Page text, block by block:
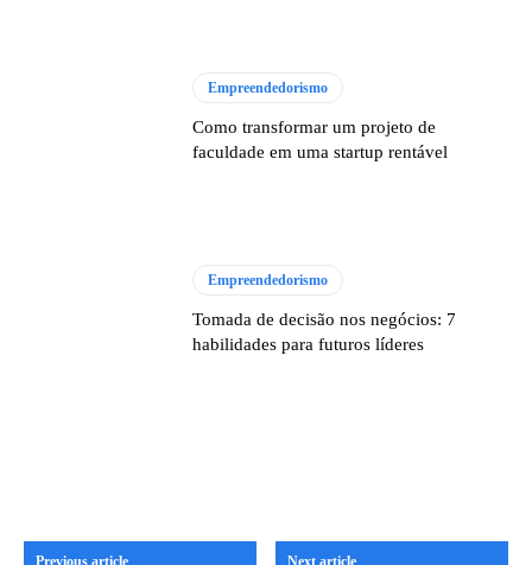
Empreendedorismo
Como transformar um projeto de
faculdade em uma startup rentável
Empreendedorismo
Tomada de decisão nos negócios: 7
habilidades para futuros líderes